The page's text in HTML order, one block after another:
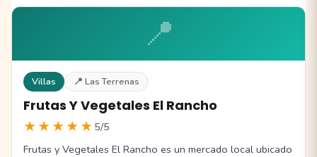
📍
Villas 📍 Las Terrenas
Frutas Y Vegetales El Rancho
★★★★★ 5/5
Frutas y Vegetales El Rancho es un mercado local ubicado